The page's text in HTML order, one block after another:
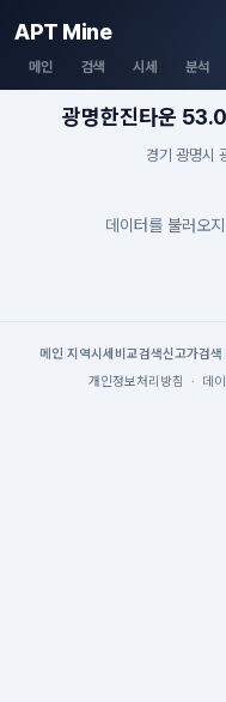
APT Mine
메인 검색 시세 분석
광명한진타운
경기 광명시
데이터를 불러오
메인| 지역시세 비교검색신고가검색
개인정보처리방침
· 데